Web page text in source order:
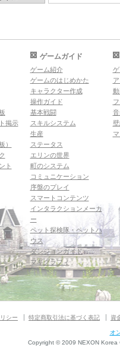
掲示
）
ト
ゲームガイド
ゲーム紹介
ゲームのはじめかた
キャラクター作成
操作ガイド
基本戦闘
スキルシステム
生産
ステータス
エリンの世界
町のシステム
コミュニケーション
序盤のプレイ
スマートコンテンツ
インタラクションメーカ
ー
ペット探検隊・ペットハ
ウス
ダンジョンガイド
マギグラフィ
シー 特定商取引法に基づく表記 資
オ
Copyright © 2009 NEXON Korea